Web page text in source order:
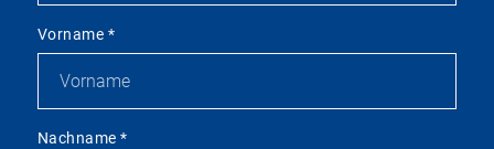
Vorname *
Nachname*